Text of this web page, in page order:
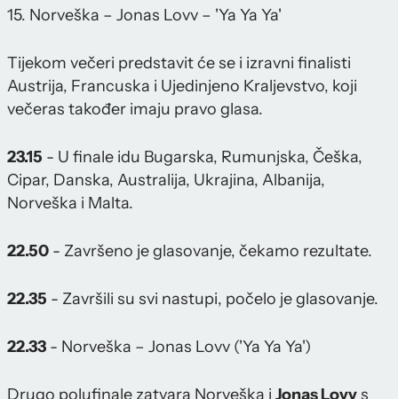
15. Norveška – Jonas Lovv – 'Ya Ya Ya'
Tijekom večeri predstavit će se i izravni finalisti
Austrija, Francuska i Ujedinjeno Kraljevstvo, koji
večeras također imaju pravo glasa.
23.15 - U finale idu Bugarska, Rumunjska, Češka,
Cipar, Danska, Australija, Ukrajina, Albanija,
Norveška i Malta.
22.50 - Završeno je glasovanje, čekamo rezultate.
22.35 - Završili su svi nastupi, počelo je glasovanje.
22.33 - Norveška – Jonas Lovv ('Ya Ya Ya')
Drugo polufinale zatvara Norveška i Jonas Lovvs